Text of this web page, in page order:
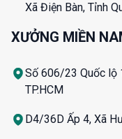
Xã Điện Bàn, Tỉnh
XƯỞNG MIỀN
Số 606/23 Quốc lộ
TP.HCM
D4/36D Ấp 4, Xã